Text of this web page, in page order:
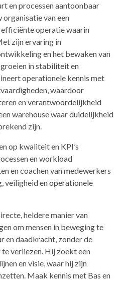
en processen aantoonbaar
van een
operatie waarin
zijn ervaring in
en het bewaken van
in stabiliteit en
operationele kennis met
waardoor
en verantwoordelijkheid
warehouse waar duidelijkheid
zijn.
op kwaliteit en KPI’s
en workload
en coachen van medewerkers
veiligheid en operationele
heldere manier van
om mensen in beweging te
en daadkracht, zonder de
verliezen. Hij zoekt een
en visie, waar hij zijn
Maak kennis met Bas en